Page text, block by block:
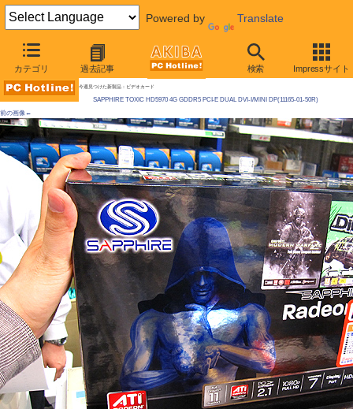
Powered by Translate
カテゴリ 過去記事 検索 Impressサイト
AKIBA PC Hotline! 2010年6月5日号
メモリ4GB/OC仕様のRadeon HD 5970が発売、実売約15万円
今週見つけた新製品：ビデオカード
SAPPHIRE TOXIC HD5970 4G GDDR5 PCI-E DUAL DVI-I/MINI DP(11165-01-50R)
前の画像←